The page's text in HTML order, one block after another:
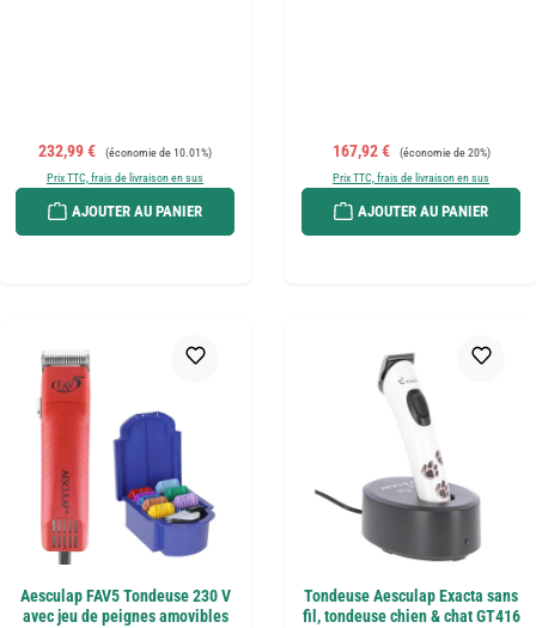
Prix de vente :
232,99 € Prix régulier :
(économie de 10.01%)
Prix TTC, frais de livraison en sus
AJOUTER AU PANIER
Prix de vente :
167,92 € Prix régulier :
(économie de 20%)
Prix TTC, frais de livraison en sus
AJOUTER AU PANIER
Aesculap FAV5 Tondeuse 230 V
avec jeu de peignes amovibles
Tondeuse Aesculap Exacta sans
fil, tondeuse chien & chat GT416